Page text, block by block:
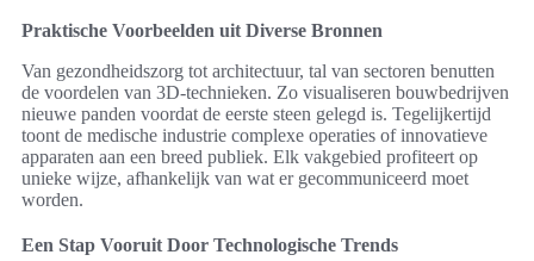
Praktische Voorbeelden uit Diverse Bronnen
Van gezondheidszorg tot architectuur, tal van sectoren benutten
de voordelen van 3D-technieken. Zo visualiseren bouwbedrijven
nieuwe panden voordat de eerste steen gelegd is. Tegelijkertijd
toont de medische industrie complexe operaties of innovatieve
apparaten aan een breed publiek. Elk vakgebied profiteert op
unieke wijze, afhankelijk van wat er gecommuniceerd moet
worden.
Een Stap Vooruit Door Technologische Trends